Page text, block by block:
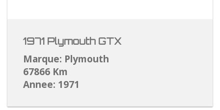
1971 Plymouth GTX
Marque: Plymouth
67866 Km
Annee: 1971